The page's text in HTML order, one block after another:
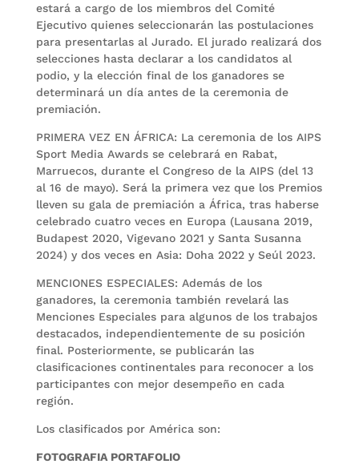
estará a cargo de los miembros del Comité
Ejecutivo quienes seleccionarán las postulaciones
para presentarlas al Jurado. El jurado realizará dos
selecciones hasta declarar a los candidatos al
podio, y la elección final de los ganadores se
determinará un día antes de la ceremonia de
premiación.
PRIMERA VEZ EN ÁFRICA: La ceremonia de los AIPS
Sport Media Awards se celebrará en Rabat,
Marruecos, durante el Congreso de la AIPS (del 13
al 16 de mayo). Será la primera vez que los Premios
lleven su gala de premiación a África, tras haberse
celebrado cuatro veces en Europa (Lausana 2019,
Budapest 2020, Vigevano 2021 y Santa Susanna
2024) y dos veces en Asia: Doha 2022 y Seúl 2023.
MENCIONES ESPECIALES: Además de los
ganadores, la ceremonia también revelará las
Menciones Especiales para algunos de los trabajos
destacados, independientemente de su posición
final. Posteriormente, se publicarán las
clasificaciones continentales para reconocer a los
participantes con mejor desempeño en cada
región.
Los clasificados por América son:
FOTOGRAFIA PORTAFOLIO